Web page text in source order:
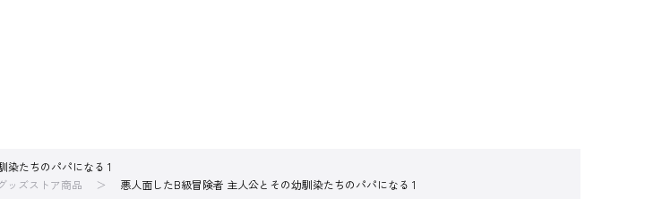
染たちのパパになる 1
ッズストア商品 悪人面したB級冒険者 主人公とその幼馴染たちのパパになる 1